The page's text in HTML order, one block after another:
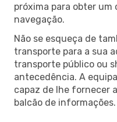
próxima para obter um
navegação.
Não se esqueça de
transporte para a sua
transporte público ou
antecedência. A
capaz de lhe fornecer
balcão de informações.